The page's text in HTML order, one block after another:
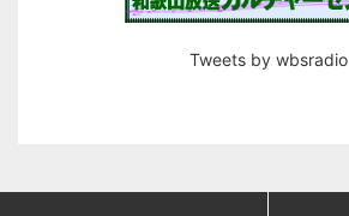
Tweets by wbsradio